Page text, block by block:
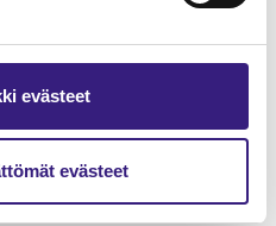
evästeet
evästeet
mukainen
jatkuvuuden